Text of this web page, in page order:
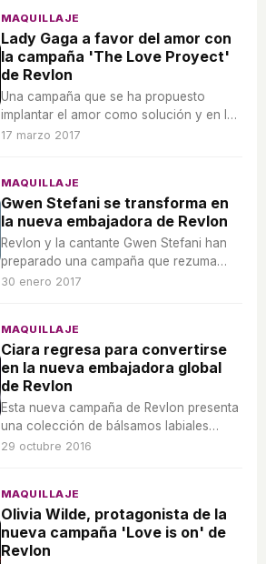
MAQUILLAJE
Lady Gaga a favor del amor con
la campaña 'The Love Proyect'
de Revlon
Una campaña que se ha propuesto
implantar el amor como solución y en la
que Lady Gaga ejerce de madrina de lujo.
17 marzo 2017
MAQUILLAJE
Gwen Stefani se transforma en
la nueva embajadora de Revlon
Revlon y la cantante Gwen Stefani han
preparado una campaña que rezuma
amor y con la que ambas partes han
30 enero 2017
MAQUILLAJE
Ciara regresa para convertirse
en la nueva embajadora global
de Revlon
Esta nueva campaña de Revlon presenta
una colección de bálsamos labiales
afrutados.
29 octubre 2016
MAQUILLAJE
Olivia Wilde, protagonista de la
nueva campaña 'Love is on' de
Revlon